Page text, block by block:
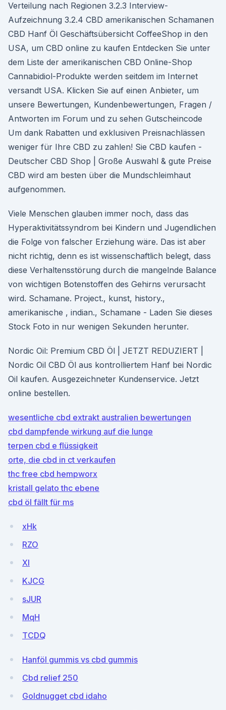
Verteilung nach Regionen 3.2.3 Interview-
Aufzeichnung 3.2.4 CBD amerikanischen Schamanen
CBD Hanf Öl Geschäftsübersicht CoffeeShop in den
USA, um CBD online zu kaufen Entdecken Sie unter
dem Liste der amerikanischen CBD Online-Shop
Cannabidiol-Produkte werden seitdem im Internet
versandt USA. Klicken Sie auf einen Anbieter, um
unsere Bewertungen, Kundenbewertungen, Fragen /
Antworten im Forum und zu sehen Gutscheincode
Um dank Rabatten und exklusiven Preisnachlässen
weniger für Ihre CBD zu zahlen! Sie CBD kaufen -
Deutscher CBD Shop | Große Auswahl & gute Preise
CBD wird am besten über die Mundschleimhaut
aufgenommen.
Viele Menschen glauben immer noch, dass das
Hyperaktivitätssyndrom bei Kindern und Jugendlichen
die Folge von falscher Erziehung wäre. Das ist aber
nicht richtig, denn es ist wissenschaftlich belegt, dass
diese Verhaltensstörung durch die mangelnde Balance
von wichtigen Botenstoffen des Gehirns verursacht
wird. Schamane. Project., kunst, history.,
amerikanische , indian., Schamane - Laden Sie dieses
Stock Foto in nur wenigen Sekunden herunter.
Nordic Oil: Premium CBD Öl | JETZT REDUZIERT |
Nordic Oil CBD Öl aus kontrolliertem Hanf bei Nordic
Oil kaufen. Ausgezeichneter Kundenservice. Jetzt
online bestellen.
wesentliche cbd extrakt australien bewertungen
cbd dampfende wirkung auf die lunge
terpen cbd e flüssigkeit
orte, die cbd in ct verkaufen
thc free cbd hempworx
kristall gelato thc ebene
cbd öl fällt für ms
xHk
RZO
Xl
KJCG
sJUR
MqH
TCDQ
Hanföl gummis vs cbd gummis
Cbd relief 250
Goldnugget cbd idaho